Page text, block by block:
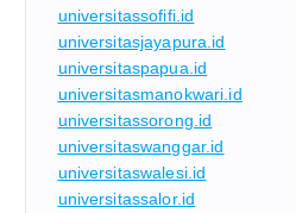
universitassofifi.id
universitasjayapura.id
universitaspapua.id
universitasmanokwari.id
universitassorong.id
universitaswanggar.id
universitaswalesi.id
universitassalor.id